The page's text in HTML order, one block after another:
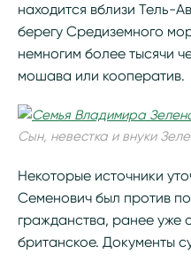
находится вблизи Тель-
берегу Средиземного
немногим более тысячи
мошава или кооператив.
Сын, невестка и внуки
Некоторые источники
Семенович был против
гражданства, ранее уже
британское. Документы